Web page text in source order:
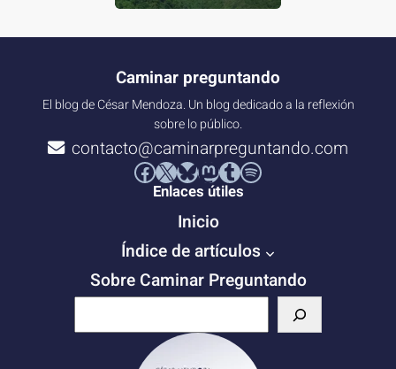
Caminar preguntando
El blog de César Mendoza. Un blog dedicado a la reflexión
sobre lo público.
contacto@caminarpreguntando.com
Facebook X Bluesky Mastodon Tumblr Spotify
Enlaces útiles
Inicio
Índice de artículos
Sobre Caminar Preguntando
u